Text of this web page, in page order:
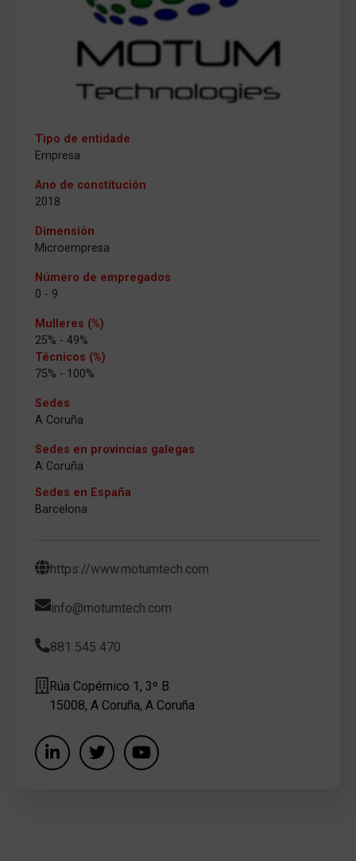
Tipo de entidade
Empresa
Ano de constitución
2018
Dimensión
Microempresa
Número de empregados
0 - 9
Mulleres (%)
25% - 49%
Técnicos (%)
75% - 100%
Sedes
A Coruña
Sedes en provincias galegas
A Coruña
Sedes en España
Barcelona
https://www.motumtech.com
info@motumtech.com
881 545 470
Rúa Copérnico 1, 3º B
15008, A Coruña, A Coruña